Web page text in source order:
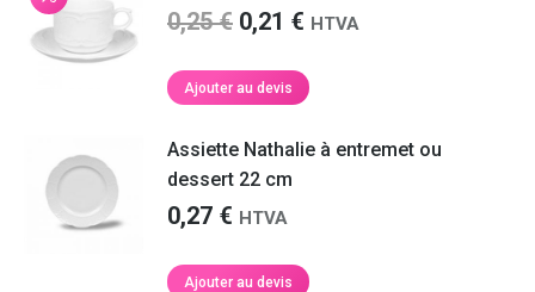
0,25€ Le
initial
0,25 €.
0,21 € Le
actuel
0,21 €.
HTVA
Ajouter au devis
Assiette Nathalie à entremet ou
dessert 22 cm
0,27 € HTVA
Ajouter au devis